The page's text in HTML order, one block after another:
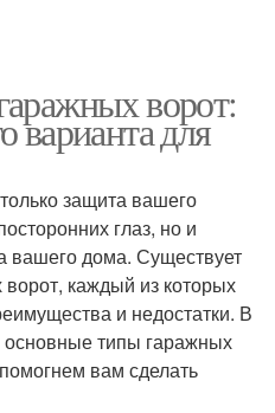
ворот:
варианта для
защита вашего
глаз, но и
вашего дома. Существует
каждый из которых
и недостатки. В
основные типы гаражных
вам сделать